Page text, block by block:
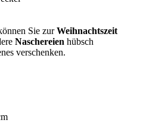
Sie zurWeihnachtszeit
Naschereien hübsch
verschenken.